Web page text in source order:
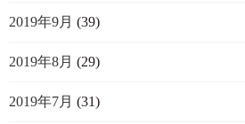
2019年9月 (39)
2019年8月 (29)
2019年7月 (31)